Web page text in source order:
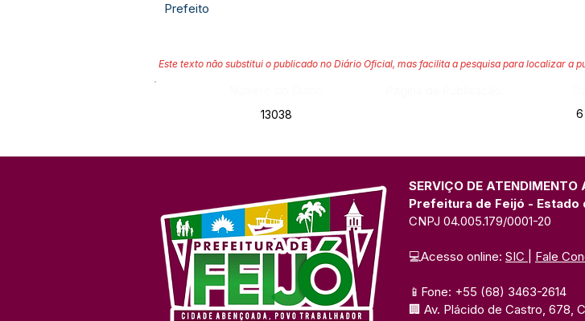
Prefeito
Este texto não substitui o publicado no Diário Oficial, mas facilita a pesquisa para localizar a
13038
6
SERVIÇO DE ATENDIMENTO
Prefeitura de Feijó - Estado
CNPJ 04.005.179/0001-20
💻Acesso online: SIC Fale
📱Fone: +55 (68) 3463-2614
🏢 Av. Plácido de Castro, 678,